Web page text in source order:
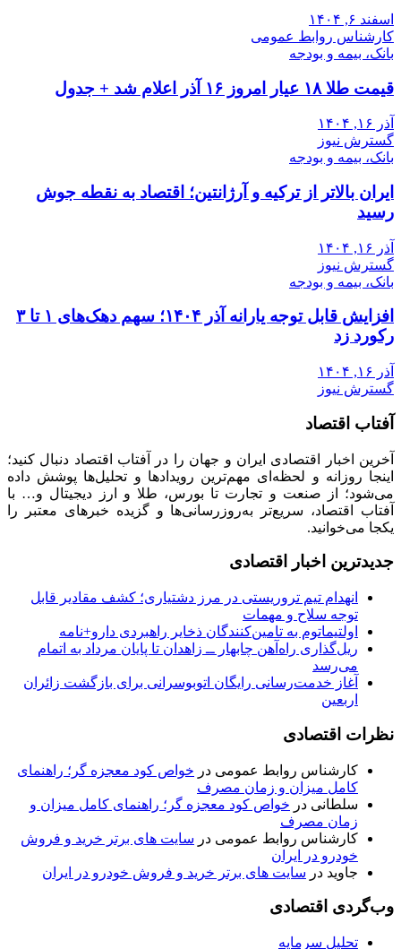
اسفند ۶, ۱۴۰۴
کارشناس روابط عمومی
بانک، بیمه و بودجه
قیمت طلا ۱۸ عیار امروز ۱۶ آذر اعلام شد + جدول
آذر ۱۶, ۱۴۰۴
گسترش نیوز
بانک، بیمه و بودجه
ایران بالاتر از ترکیه و آرژانتین؛ اقتصاد به نقطه جوش
رسید
آذر ۱۶, ۱۴۰۴
گسترش نیوز
بانک، بیمه و بودجه
افزایش قابل توجه یارانه آذر ۱۴۰۴؛ سهم دهک‌های ۱ تا ۳
رکورد زد
آذر ۱۶, ۱۴۰۴
گسترش نیوز
آفتاب اقتصاد
آخرین اخبار اقتصادی ایران و جهان را در آفتاب اقتصاد دنبال کنید؛
اینجا روزانه و لحظه‌ای مهم‌ترین رویدادها و تحلیل‌ها پوشش داده
می‌شود؛ از صنعت و تجارت تا بورس، طلا و ارز دیجیتال و… با
آفتاب اقتصاد، سریع‌تر به‌روزرسانی‌ها و گزیده خبرهای معتبر را
یکجا می‌خوانید.
جدیدترین اخبار اقتصادی
انهدام تیم تروریستی در مرز دشتیاری؛ کشف مقادیر قابل
توجه سلاح و مهمات
اولتیماتوم به تامین‌کنندگان ذخایر راهبردی دارو+نامه
ریل‌گذاری راه‌آهن چابهار ــ زاهدان تا پایان مرداد به اتمام
می‌رسد
آغاز خدمت‌رسانی رایگان اتوبوسرانی برای بازگشت زائران
اربعین
نظرات اقتصادی
کارشناس روابط عمومی در خواص کود معجزه گر؛ راهنمای
کامل میزان و زمان مصرف
سلطانی در خواص کود معجزه گر؛ راهنمای کامل میزان و
زمان مصرف
کارشناس روابط عمومی در سایت های برتر خرید و فروش
خودرو در ایران
جاوید در سایت های برتر خرید و فروش خودرو در ایران
وب‌گردی اقتصادی
تحلیل سرمایه